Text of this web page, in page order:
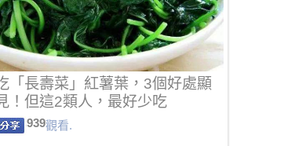
「長壽菜」紅薯葉，3個好處顯
！但這2類人，最好少吃
939觀看.